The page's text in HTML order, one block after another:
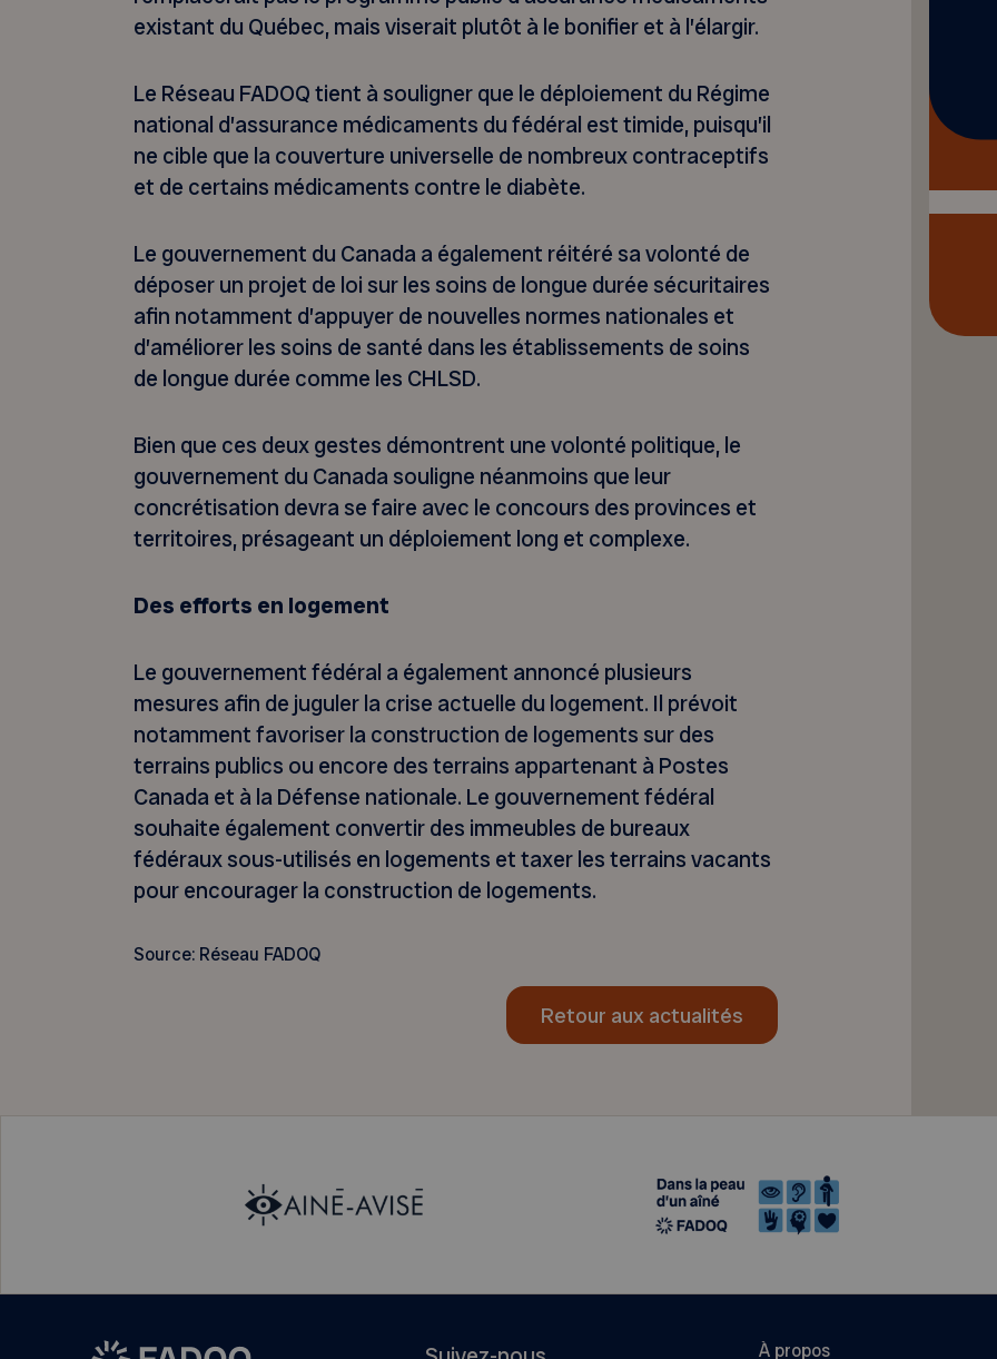
existant du Québec, mais viserait plutôt à le bonifier et à l’élargir.
Le Réseau FADOQ tient à souligner que le déploiement du Régime
national d’assurance médicaments du fédéral est timide, puisqu’il
ne cible que la couverture universelle de nombreux contraceptifs
et de certains médicaments contre le diabète.
Le gouvernement du Canada a également réitéré sa volonté de
déposer un projet de loi sur les soins de longue durée sécuritaires
afin notamment d’appuyer de nouvelles normes nationales et
d’améliorer les soins de santé dans les établissements de soins
de longue durée comme les CHLSD.
Bien que ces deux gestes démontrent une volonté politique, le
gouvernement du Canada souligne néanmoins que leur
concrétisation devra se faire avec le concours des provinces et
territoires, présageant un déploiement long et complexe.
Des efforts en logement
Le gouvernement fédéral a également annoncé plusieurs
mesures afin de juguler la crise actuelle du logement. Il prévoit
notamment favoriser la construction de logements sur des
terrains publics ou encore des terrains appartenant à Postes
Canada et à la Défense nationale. Le gouvernement fédéral
souhaite également convertir des immeubles de bureaux
fédéraux sous-utilisés en logements et taxer les terrains vacants
pour encourager la construction de logements.
Source: Réseau FADOQ
Retour aux actualités
À propos